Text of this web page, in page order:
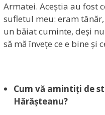
Armatei. Aceștia au fost
sufletul meu: eram
un băiat cuminte, deși
să mă învețe ce e bine și
Cum vă amintiți de
Hărășteanu?